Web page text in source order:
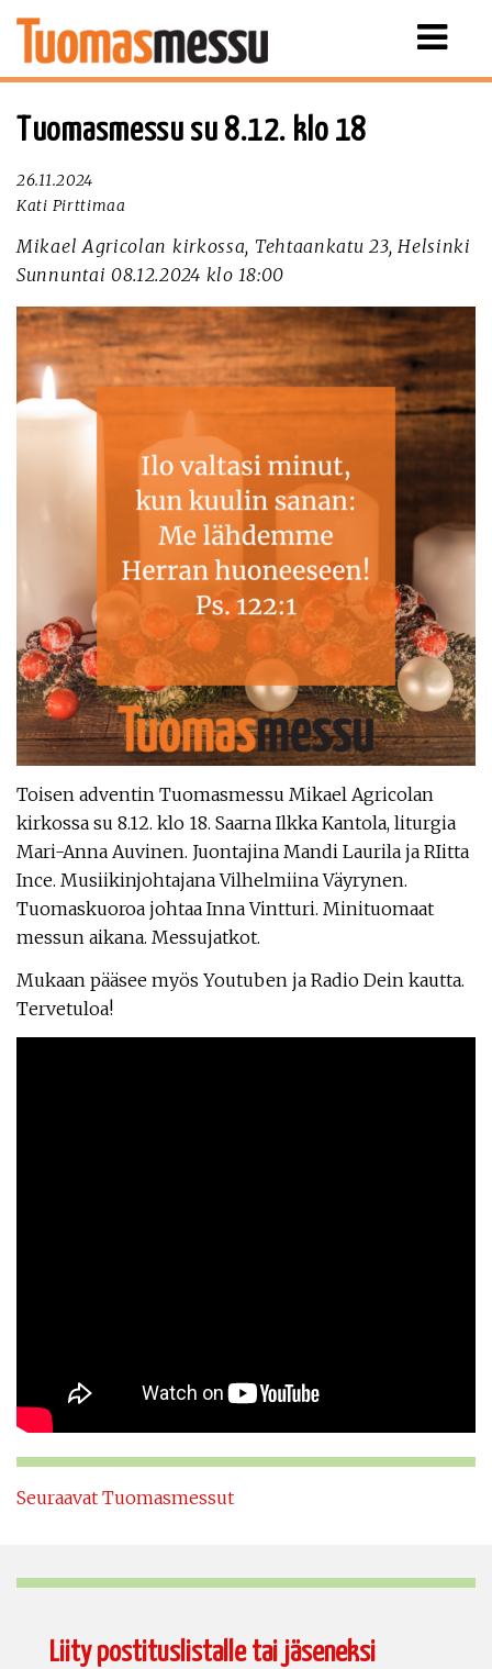
Näytä
Tuomasmessu su 8.12. klo 18
26.11.2024
Kati Pirttimaa
Mikael Agricolan kirkossa, Tehtaankatu 23, Helsinki
Sunnuntai 08.12.2024 klo 18:00
Toisen adventin Tuomasmessu Mikael Agricolan
kirkossa su 8.12. klo 18. Saarna Ilkka Kantola, liturgia
Mari-Anna Auvinen. Juontajina Mandi Laurila ja RIitta
Ince. Musiikinjohtajana Vilhelmiina Väyrynen.
Tuomaskuoroa johtaa Inna Vintturi. Minituomaat
messun aikana. Messujatkot.
Mukaan pääsee myös Youtuben ja Radio Dein kautta.
Tervetuloa!
Seuraavat Tuomasmessut
Liity postituslistalle tai jäseneksi